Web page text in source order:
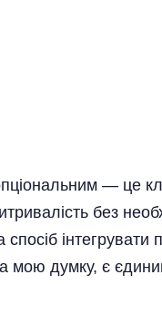
— це
без
інтегрувати
мою думку, є